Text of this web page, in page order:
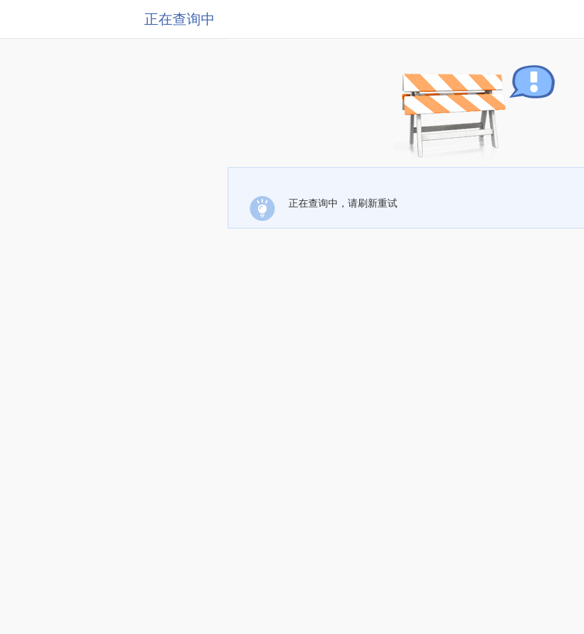
正在查询中
正在查询中，请刷新重试